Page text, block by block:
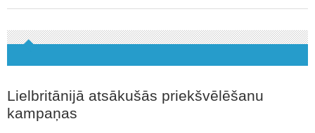
Lielbritānijā atsākušās priekšvēlēšanu
kampaņas